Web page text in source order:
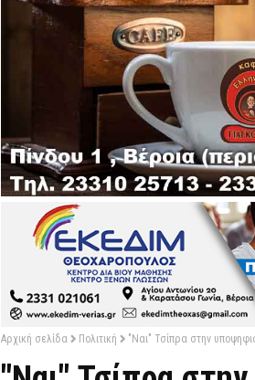
Αρχική σελίδα Πολιτική "Ναι" Τσίπρα στην